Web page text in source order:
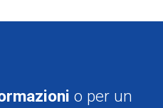
o per un